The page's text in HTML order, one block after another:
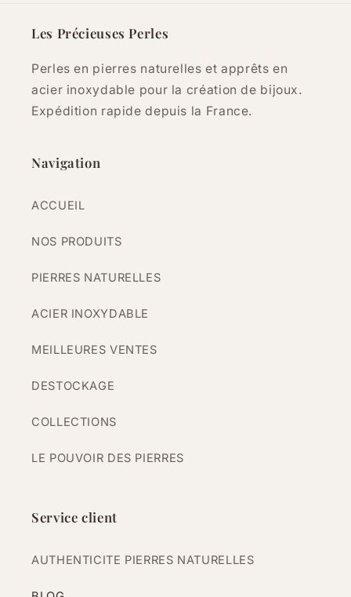
Les Précieuses Perles
Perles en pierres naturelles et apprêts en
acier inoxydable pour la création de bijoux.
Expédition rapide depuis la France.
Navigation
ACCUEIL
NOS PRODUITS
PIERRES NATURELLES
ACIER INOXYDABLE
MEILLEURES VENTES
DESTOCKAGE
COLLECTIONS
LE POUVOIR DES PIERRES
Service client
AUTHENTICITE PIERRES NATURELLES